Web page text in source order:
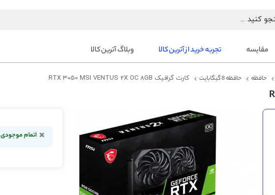
مقایسه تجربه خرید از آترین کالا وبلاگ آترین کالا
حافظه حافظه 8 گیگابایت کارت گرافیک RTX 3050 MSI VENTUS 2X OC 8GB
اتمام موجودی